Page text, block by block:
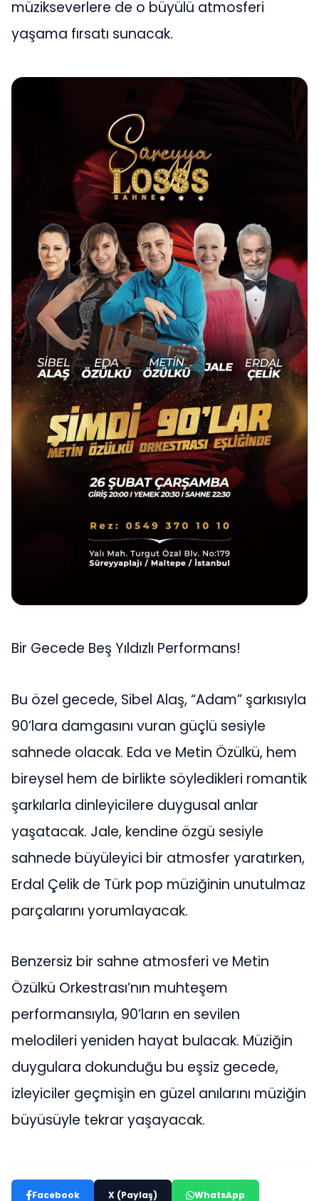
müzikseverlere de o büyülü atmosferi
yaşama fırsatı sunacak.
Bir Gecede Beş Yıldızlı Performans!
Bu özel gecede, Sibel Alaş, “Adam” şarkısıyla
90’lara damgasını vuran güçlü sesiyle
sahnede olacak. Eda ve Metin Özülkü, hem
bireysel hem de birlikte söyledikleri romantik
şarkılarla dinleyicilere duygusal anlar
yaşatacak. Jale, kendine özgü sesiyle
sahnede büyüleyici bir atmosfer yaratırken,
Erdal Çelik de Türk pop müziğinin unutulmaz
parçalarını yorumlayacak.
Benzersiz bir sahne atmosferi ve Metin
Özülkü Orkestrası’nın muhteşem
performansıyla, 90’ların en sevilen
melodileri yeniden hayat bulacak. Müziğin
duygulara dokunduğu bu eşsiz gecede,
izleyiciler geçmişin en güzel anılarını müziğin
büyüsüyle tekrar yaşayacak.
Facebook X (Paylaş) WhatsApp